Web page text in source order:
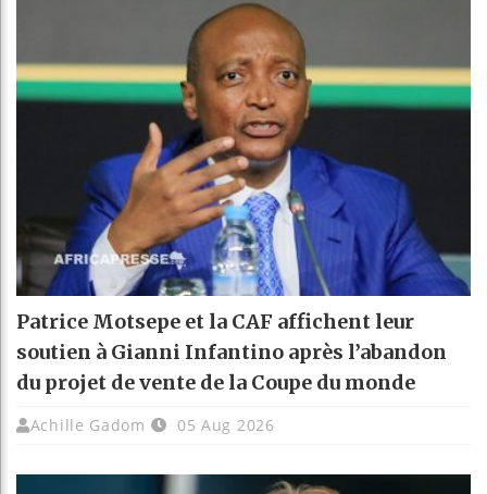
Patrice Motsepe et la CAF affichent leur
soutien à Gianni Infantino après l’abandon
du projet de vente de la Coupe du monde
Achille Gadom 05 Aug 2026